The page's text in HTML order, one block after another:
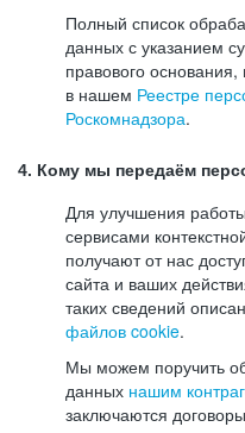
Полный список
данных с указанием
правового
в нашем Реестре
Роскомнадзора.
4. Кому мы передаём
Для улучшения
сервисами
получают от нас
сайта и ваших
таких сведений
файлов cookie.
Мы можем поручить
данных нашим
заключаются